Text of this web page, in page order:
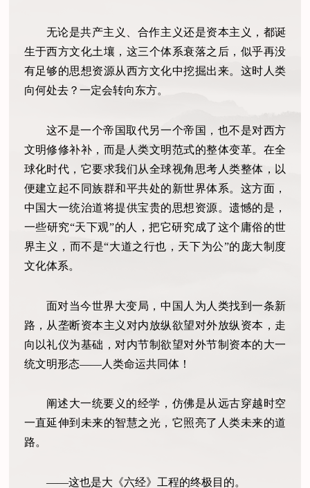
无论是共产主义、合作主义还是资本主义，都诞
生于西方文化土壤，这三个体系衰落之后，似乎再没
有足够的思想资源从西方文化中挖掘出来。这时人类
向何处去？一定会转向东方。
这不是一个帝国取代另一个帝国，也不是对西方
文明修修补补，而是人类文明范式的整体变革。在全
球化时代，它要求我们从全球视角思考人类整体，以
便建立起不同族群和平共处的新世界体系。这方面，
中国大一统治道将提供宝贵的思想资源。遗憾的是，
一些研究“天下观”的人，把它研究成了这个庸俗的世
界主义，而不是“大道之行也，天下为公”的庞大制度
文化体系。
面对当今世界大变局，中国人为人类找到一条新
路，从垄断资本主义对内放纵欲望对外放纵资本，走
向以礼仪为基础，对内节制欲望对外节制资本的大一
统文明形态——人类命运共同体！
阐述大一统要义的经学，仿佛是从远古穿越时空
一直延伸到未来的智慧之光，它照亮了人类未来的道
路。
——这也是大《六经》工程的终极目的。